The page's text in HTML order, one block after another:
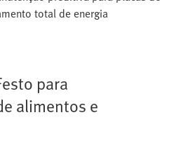
total de energia
para
alimentos e